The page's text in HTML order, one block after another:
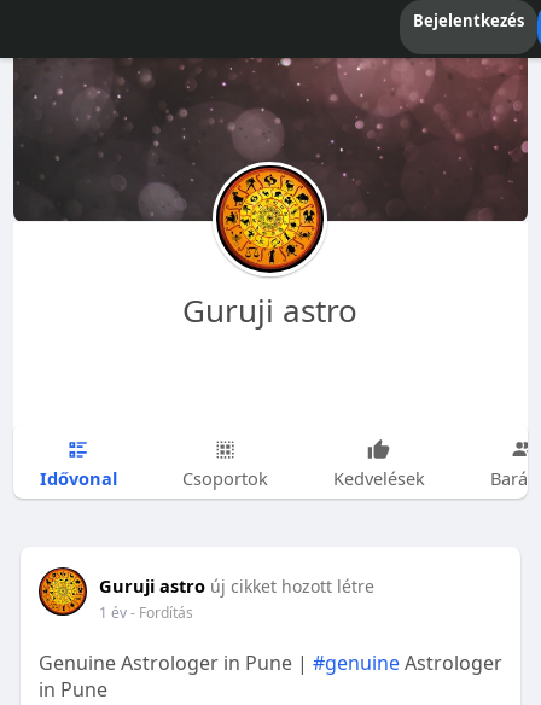
Bejelentkezés
Guruji astro
Idővonal Csoportok Kedvelések
Guruji astro új cikket hozott létre
1 év- Fordítás
Genuine Astrologer in Pune | #genuineAstrologer
in Pune